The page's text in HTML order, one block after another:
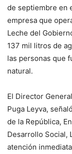
de septiembre en
empresa que
Leche del
137 mil litros de
las personas que
natural.
El Director
Puga Leyva,
de la República,
Desarrollo Social,
atención